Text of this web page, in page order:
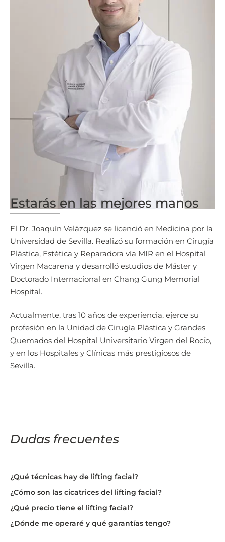
Cirujano Plástico, Estético y Reparador
Nº Colegiado: 414116798
Estarás en las mejores manos
El Dr. Joaquín Velázquez se licenció en Medicina por la
Universidad de Sevilla. Realizó su formación en Cirugía
Plástica, Estética y Reparadora vía MIR en el Hospital
Virgen Macarena y desarrolló estudios de Máster y
Doctorado Internacional en Chang Gung Memorial
Hospital.
Actualmente, tras 10 años de experiencia, ejerce su
profesión en la Unidad de Cirugía Plástica y Grandes
Quemados del Hospital Universitario Virgen del Rocío,
y en los Hospitales y Clínicas más prestigiosos de
Sevilla.
Dudas frecuentes
¿Qué técnicas hay de lifting facial?
¿Cómo son las cicatrices del lifting facial?
¿Qué precio tiene el lifting facial?
¿Dónde me operaré y qué garantías tengo?